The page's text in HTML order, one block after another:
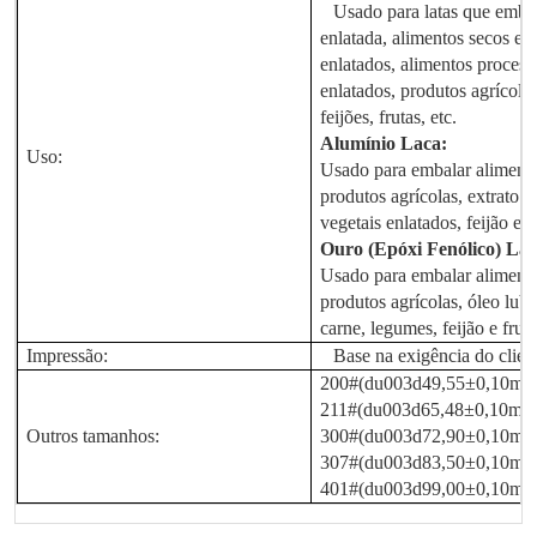
Uso:
Usado para latas que
enlatada, alimentos secos
enlatados, alimentos
enlatados, produtos
feijões, frutas, etc.
AlumínioLaca:
Usado para embalar
produtos agrícolas, extrato
vegetais enlatados, feijão
Ouro (Epóxi Fenólico)
Usado para embalar
produtos agrícolas, óleo
carne, legumes, feijão e
Impressão:
Base na exigência do
Outros tamanhos: